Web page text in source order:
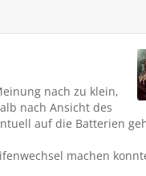
nach zu klein,
nach Ansicht des
auf die Batterien
machen